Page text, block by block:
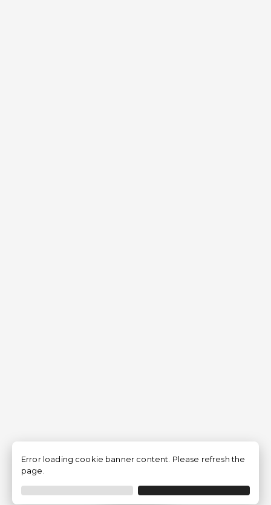
Filtro
Error loading cookie banner content. Please refresh the
page.